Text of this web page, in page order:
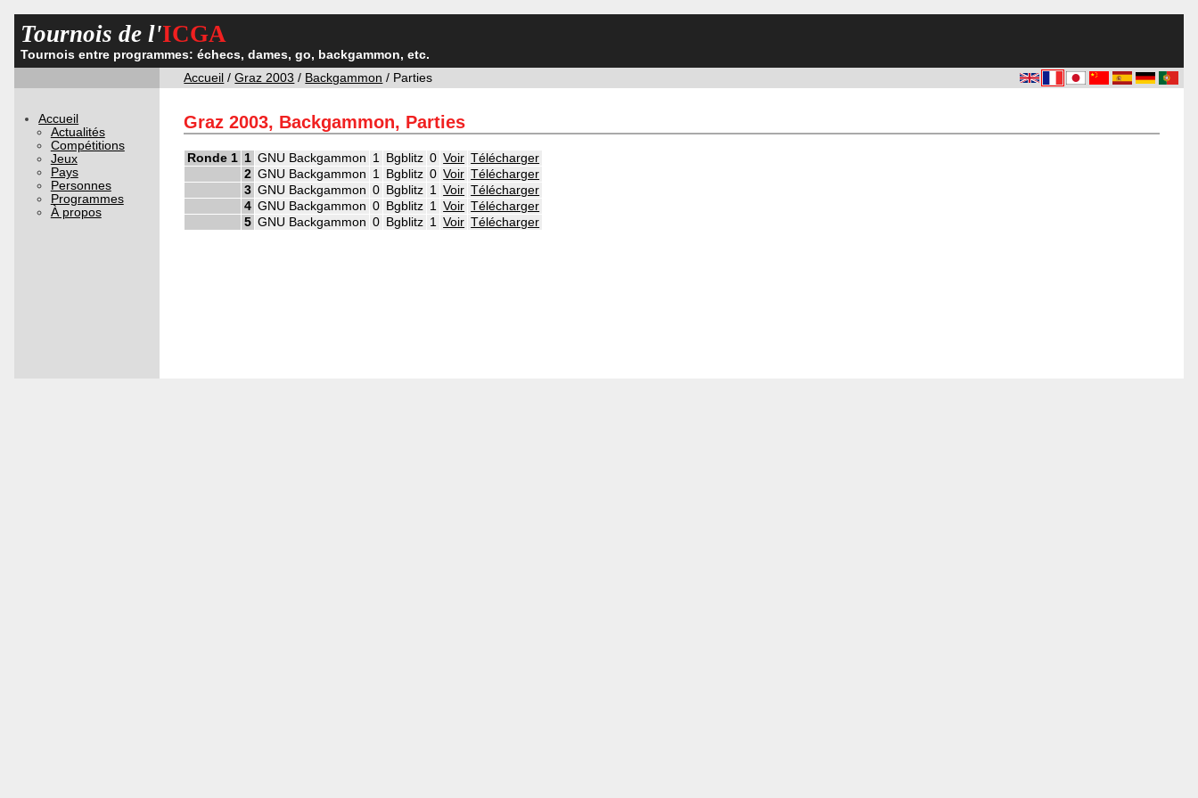
Tournois de l'ICGA
Tournois entre programmes: échecs, dames, go, backgammon, etc.
Accueil /Graz 2003 / Backgammon / Parties
Accueil
Actualités
Compétitions
Jeux
Pays
Personnes
Programmes
À propos
Graz 2003, Backgammon, Parties
Ronde 1 1 GNU Backgammon 1 Bgblitz 0 Voir Télécharger
2 GNU Backgammon 1 Bgblitz 0 Voir Télécharger
3 GNU Backgammon 0 Bgblitz 1 Voir Télécharger
4 GNU Backgammon 0 Bgblitz 1 Voir Télécharger
5 GNU Backgammon 0 Bgblitz 1 Voir Télécharger